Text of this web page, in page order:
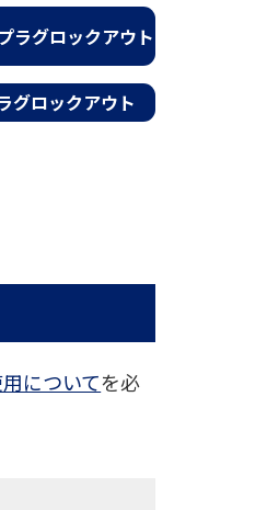
ラグロックアウト
ロックアウト
についてを必